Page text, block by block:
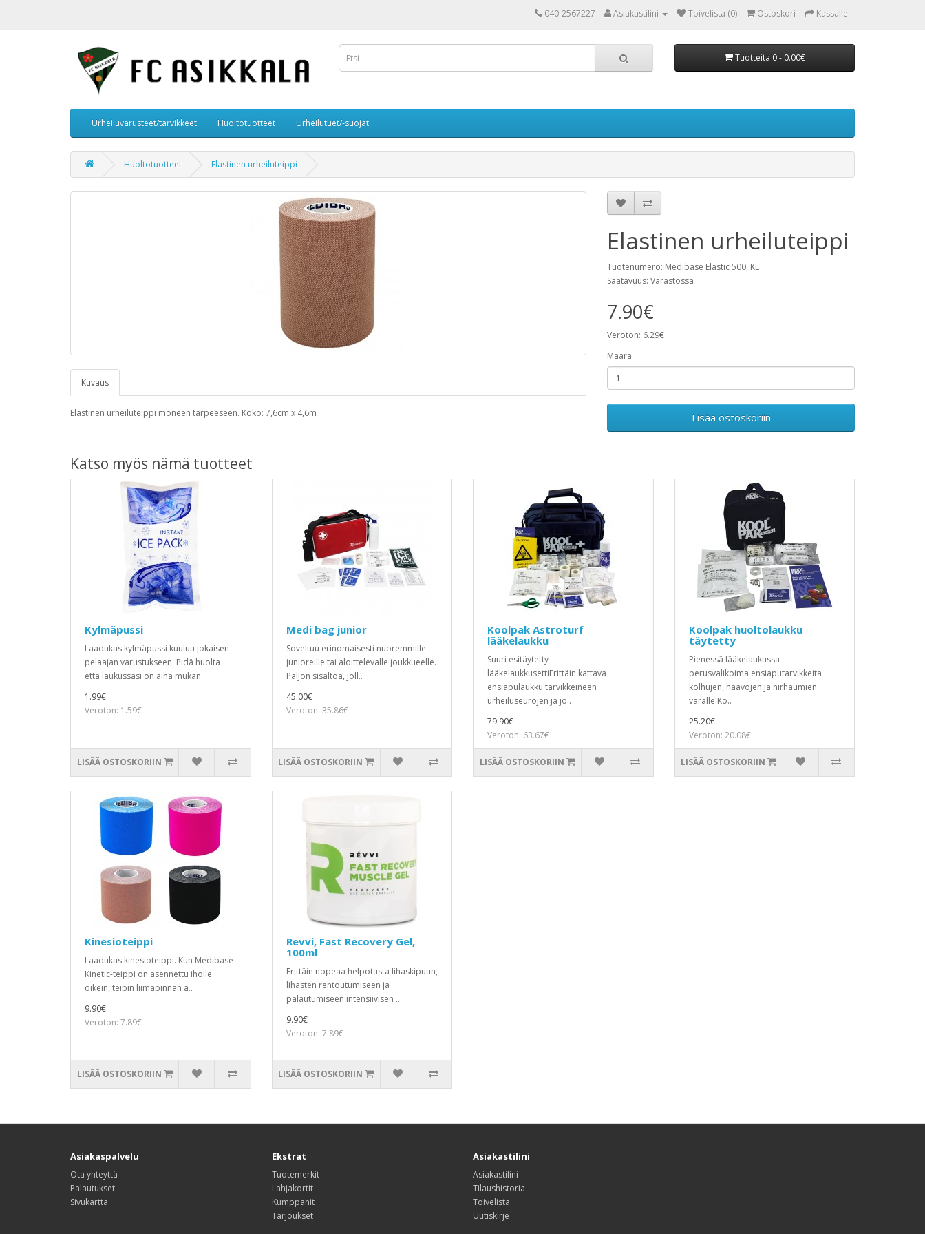
040-2567227 Asiakastilini Toivelista (0) Ostoskori Kassalle
Tuotteita 0 - 0.00€
Urheiluvarusteet/tarvikkeet Huoltotuotteet Urheilutuet/-suojat
Huoltotuotteet Elastinen urheiluteippi
Kuvaus
Elastinen urheiluteippi moneen tarpeeseen. Koko: 7,6cm x 4,6m
Elastinen urheiluteippi
Tuotenumero: Medibase Elastic 500, KL
Saatavuus: Varastossa
7.90€
Veroton: 6.29€
Määrä
Lisää ostoskoriin
Katso myös nämä tuotteet
Kylmäpussi
Laadukas kylmäpussi kuuluu jokaisen
pelaajan varustukseen. Pidä huolta
että laukussasi on aina mukan..
1.99€
Veroton: 1.59€
LISÄÄ OSTOSKORIIN
Medi bag junior
Soveltuu erinomaisesti nuoremmille
junioreille tai aloittelevalle joukkueelle.
Paljon sisältöä, joll..
45.00€
Veroton: 35.86€
LISÄÄ OSTOSKORIIN
Koolpak Astroturf
lääkelaukku
Suuri esitäytetty
lääkelaukkusettiErittäin kattava
ensiapulaukku tarvikkeineen
urheiluseurojen ja jo..
79.90€
Veroton: 63.67€
LISÄÄ OSTOSKORIIN
Koolpak huoltolaukku
täytetty
Pienessä lääkelaukussa
perusvalikoima ensiaputarvikkeita
kolhujen, haavojen ja nirhaumien
varalle.Ko..
25.20€
Veroton: 20.08€
LISÄÄ OSTOSKORIIN
Kinesioteippi
Laadukas kinesioteippi. Kun Medibase
Kinetic-teippi on asennettu iholle
oikein, teipin liimapinnan a..
9.90€
Veroton: 7.89€
LISÄÄ OSTOSKORIIN
Revvi, Fast Recovery Gel,
100ml
Erittäin nopeaa helpotusta lihaskipuun,
lihasten rentoutumiseen ja
palautumiseen intensiivisen ..
9.90€
Veroton: 7.89€
LISÄÄ OSTOSKORIIN
Asiakaspalvelu
Ota yhteyttä
Palautukset
Sivukartta
Ekstrat
Tuotemerkit
Lahjakortit
Kumppanit
Tarjoukset
Asiakastilini
Asiakastilini
Tilaushistoria
Toivelista
Uutiskirje